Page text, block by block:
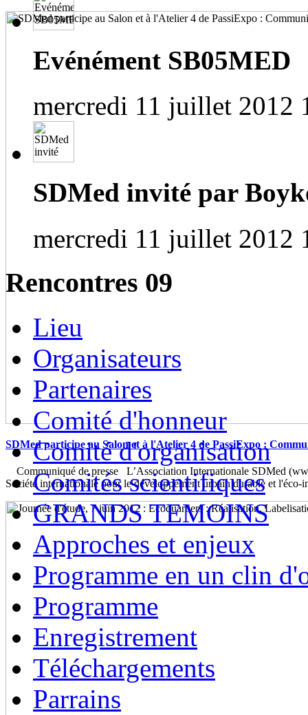
SDMed participe au Salon et à l'Atelier 4 de PassiExpo :
Communiqué de presse L’Association Internationale SDMed
Société internationale pour le développement urbain durable et
Evénément SB05MED
mercredi 11 juillet 2012
SDMed invité par
mercredi 11 juillet 2012
Rencontres 09
Lieu
Organisateurs
Partenaires
Comité d'honneur
Comité d'organisation
Comités scientifiques
GRANDS TEMOINS
Approches et enjeux
Programme en un clin
Programme
Enregistrement
Téléchargements
Parrains